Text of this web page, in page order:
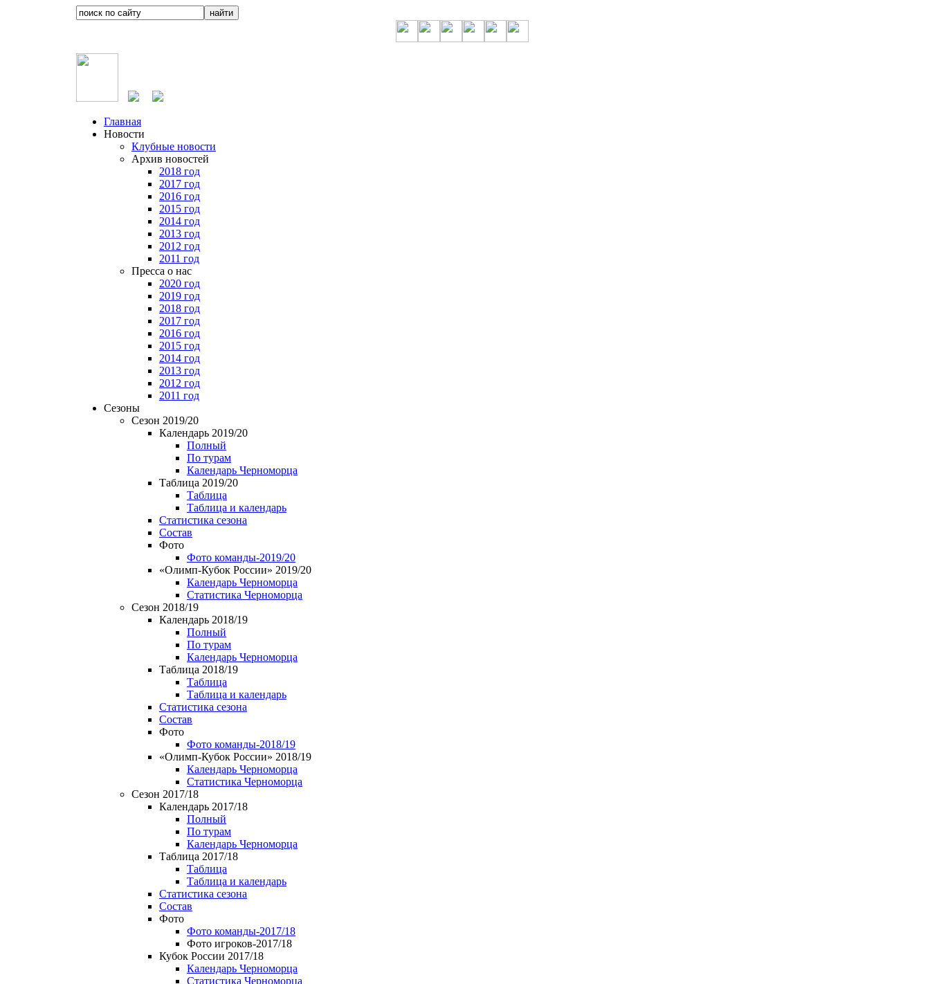
Главная
Новости
Клубные новости
Архив новостей
2018 год
2017 год
2016 год
2015 год
2014 год
2013 год
2012 год
2011 год
Пресса о нас
2020 год
2019 год
2018 год
2017 год
2016 год
2015 год
2014 год
2013 год
2012 год
2011 год
Сезоны
Сезон 2019/20
Календарь 2019/20
Полный
По турам
Календарь Черноморца
Таблица 2019/20
Таблица
Таблица и календарь
Статистика сезона
Состав
Фото
Фото команды-2019/20
«Олимп-Кубок России» 2019/20
Календарь Черноморца
Статистика Черноморца
Сезон 2018/19
Календарь 2018/19
Полный
По турам
Календарь Черноморца
Таблица 2018/19
Таблица
Таблица и календарь
Статистика сезона
Состав
Фото
Фото команды-2018/19
«Олимп-Кубок России» 2018/19
Календарь Черноморца
Статистика Черноморца
Сезон 2017/18
Календарь 2017/18
Полный
По турам
Календарь Черноморца
Таблица 2017/18
Таблица
Таблица и календарь
Статистика сезона
Состав
Фото
Фото команды-2017/18
Фото игроков-2017/18
Кубок России 2017/18
Календарь Черноморца
Статистика Черноморца